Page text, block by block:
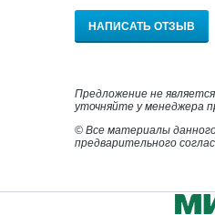
НАПИСАТЬ ОТЗЫВ
Предложение не
уточняйте у менеджера
© Все материалы
предварительного